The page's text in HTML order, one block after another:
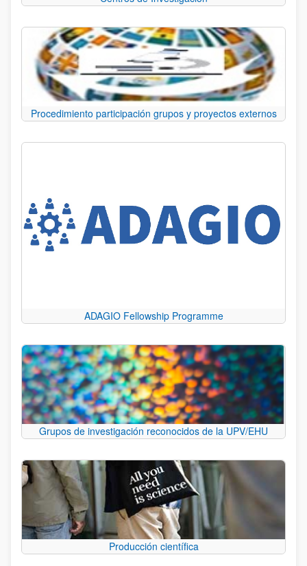
Procedimiento participación grupos y proyectos externos
ADAGIO Fellowship Programme
Grupos de investigación reconocidos de la UPV/EHU
Producción científica